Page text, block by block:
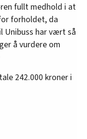
fullt medhold i at
forholdet, da
Unibuss har vært så
å vurdere om
242.000 kroner i